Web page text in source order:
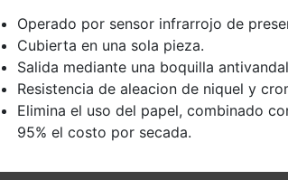
Operado por sensor infrarrojo de
Cubierta en una sola pieza.
Salida mediante una boquilla
Resistencia de aleacion de niquel y
Elimina el uso del papel, combinado
95% el costo por secada.